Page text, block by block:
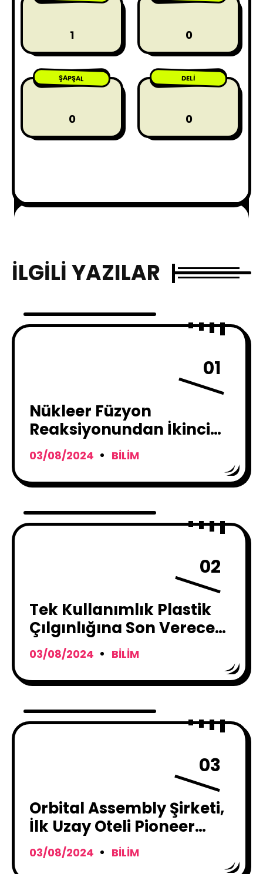
1 0
ŞAPŞAL
0
DELI
0
İLGILI YAZILAR
01
Nükleer Füzyon
Reaksiyonundan İkinci
Defa Enerji Üretildi
03/08/2024 BILIM
02
Tek Kullanımlık Plastik
Çılgınlığına Son Verecek
Çözüm Geldi !
03/08/2024 BILIM
03
Orbital Assembly Şirketi,
İlk Uzay Oteli Pioneer
İstasyonu’nu 2025 Yılında
Açıyor
03/08/2024 BILIM